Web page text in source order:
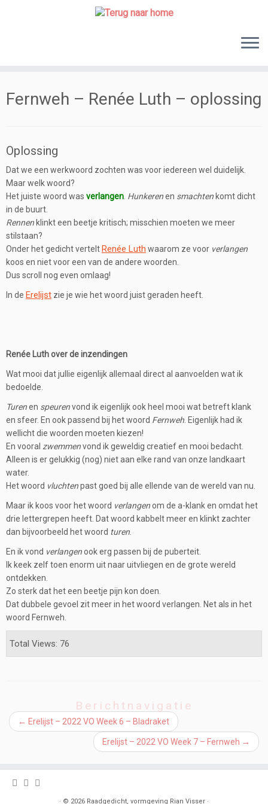
Fernweh – Renée Luth – oplossing
Oplossing
Dat we een werkwoord zochten was voor iedereen wel duidelijk.
Maar welk woord?
Het juiste woord was verlangen Hunkerenen smachten komt dicht
in de buurt.
Rennen klinkt een beetje kritisch; misschien moeten we meer
stilstaan?
Onder het gedicht verteltRenée Luth waarom ze voor verlangen
koos en niet voor een van de andere woorden.
Dus scroll nog even omlaag!
In de Erelijst zie je wie het woord juist geraden heeft.
Renée Luth over de inzendingen
Wat mooi dat jullie eigenlijk allemaal direct al aanvoelden wat ik
bedoelde.
Turenen speurenvond ik eigenlijk ook heel mooi wat betreft klank
en sfeer. En ook passend bij het woord Fernweh . Eigenlijk had ik
wellicht die woorden moeten kiezen!
En vooral zwemmenvond ik geweldig creatief en mooi bedacht.
Alleen is er gelukkig (nog) niet aan elke rand van onze landkaart
water.
Het woord vluchtenpast goed bij alle ellende van de wereld van nu.
Maar ik koos voor het woord verlangenom de a-klank en omdat het
drie lettergrepen heeft. Dat woord kabbelt meer en klinkt zachter
dan bijvoorbeeld het woord turen
En ik vond verlangenook erg passen bij de puberteit.
Ik keek zelf toen enorm uit naar uitvliegen en de grote wereld
ontdekken.
Zo sterk dat het een beetje pijn kon doen.
Dat dubbele gevoel zit meer in het woord verlangen. Net als in het
woord Fernweh.
Total Views: 76
Berichtnavigatie
← Erelijst – 2022 VO Week 6 – Bladraket
Erelijst – 2022 VO Week 7 – Fernweh →
· © 2026 Raadgedicht, vormgeving Rian Visser ·